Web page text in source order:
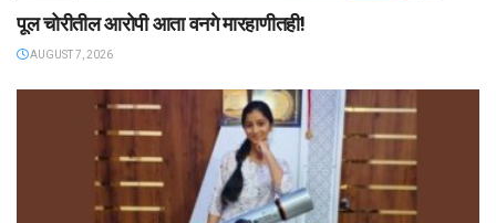
पूल चोरीतील आरोपी आता वनगे मारहाणीतही!
AUGUST 7, 2026